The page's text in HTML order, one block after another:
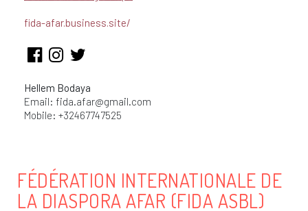
fida-afar.business.site/
Hellem Bodaya
Email: fida.afar@gmail.com
Mobile: +32467747525
FÉDÉRATION INTERNATIONALE DE
LA DIASPORA AFAR (FIDA ASBL)